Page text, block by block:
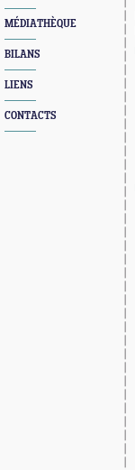
MÉDIATHÈQUE
BILANS
LIENS
CONTACTS